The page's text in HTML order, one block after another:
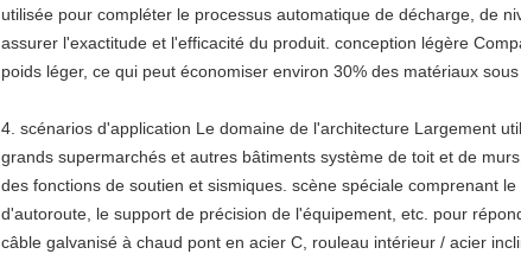
utilisée pour compléter le processus automatique de décharge, de
assurer l'exactitude et l'efficacité du produit. conception légère
poids léger, ce qui peut économiser environ 30% des matériaux
4. scénarios d'application Le domaine de l'architecture Largement
grands supermarchés et autres bâtiments système de toit et de
des fonctions de soutien et sismiques. scène spéciale comprenant
d'autoroute, le support de précision de l'équipement, etc. pour
câble galvanisé à chaud pont en acier C, rouleau intérieur / acier